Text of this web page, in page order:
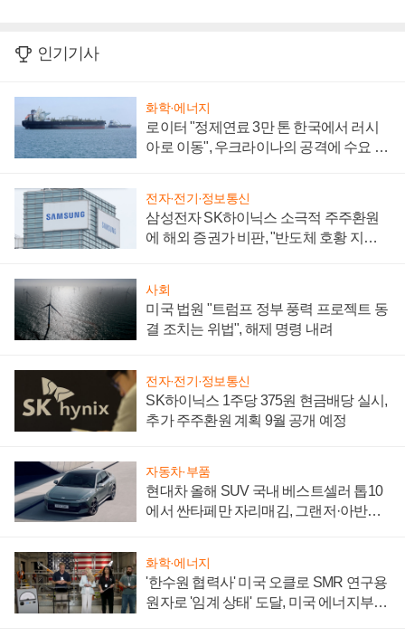
인기기사
화학·에너지
로이터 "정제연료 3만 톤 한국에서 러시
아로 이동", 우크라이나의 공격에 수요 늘
전자·전기·정보통신
삼성전자 SK하이닉스 소극적 주주환원
에 해외 증권가 비판, "반도체 호황 지속
사회
미국 법원 "트럼프 정부 풍력 프로젝트 동
결 조치는 위법", 해제 명령 내려
전자·전기·정보통신
SK하이닉스 1주당 375원 현금배당 실시,
추가 주주환원 계획 9월 공개 예정
자동차·부품
현대차 올해 SUV 국내 베스트셀러 톱10
에서 싼타페만 자리매김, 그랜저·아반떼
화학·에너지
'한수원 협력사' 미국 오클로 SMR 연구용
원자로 '임계 상태' 도달, 미국 에너지부